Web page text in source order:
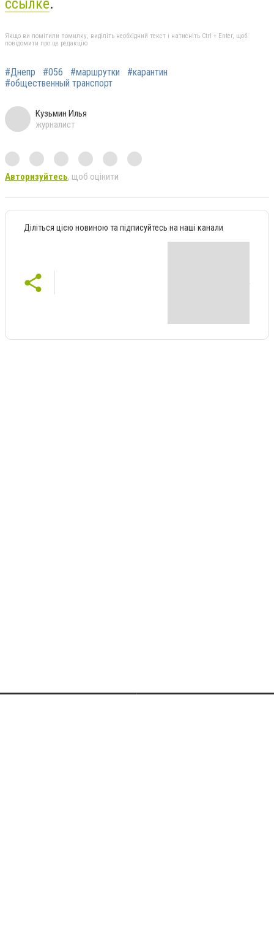
ссылке.
Якщо ви помітили помилку, виділіть необхідний текст і натисніть Ctrl + Enter, щоб
повідомити про це редакцію
#Днепр #056 #маршрутки
#карантин
#общественный транспорт
Кузьмин Илья
журналист
Авторизуйтесь, щоб оцінити
Діліться цією новиною та підписуйтесь на наші канали